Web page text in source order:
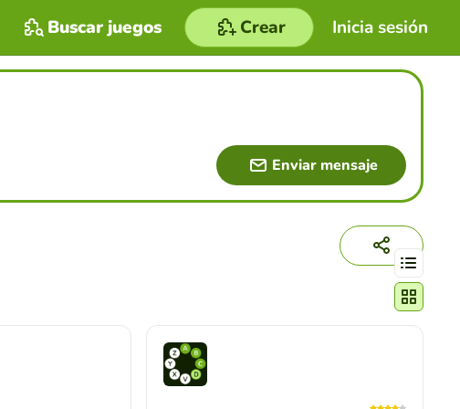
Inicia sesión
Buscar juegos Crear
Enviar mensaje
Cambiar